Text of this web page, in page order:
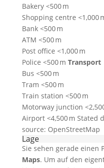
Bakery <500 m
Shopping centre <1,000
Bank <500 m
ATM <500 m
Post office <1,000 m
Police <500 m Transport
Bus <500 m
Tram <500 m
Train station <500 m
Motorway junction
Airport <4,500 m Stated
source: OpenStreetMap
Lage
Sie sehen gerade einen
Maps. Um auf den